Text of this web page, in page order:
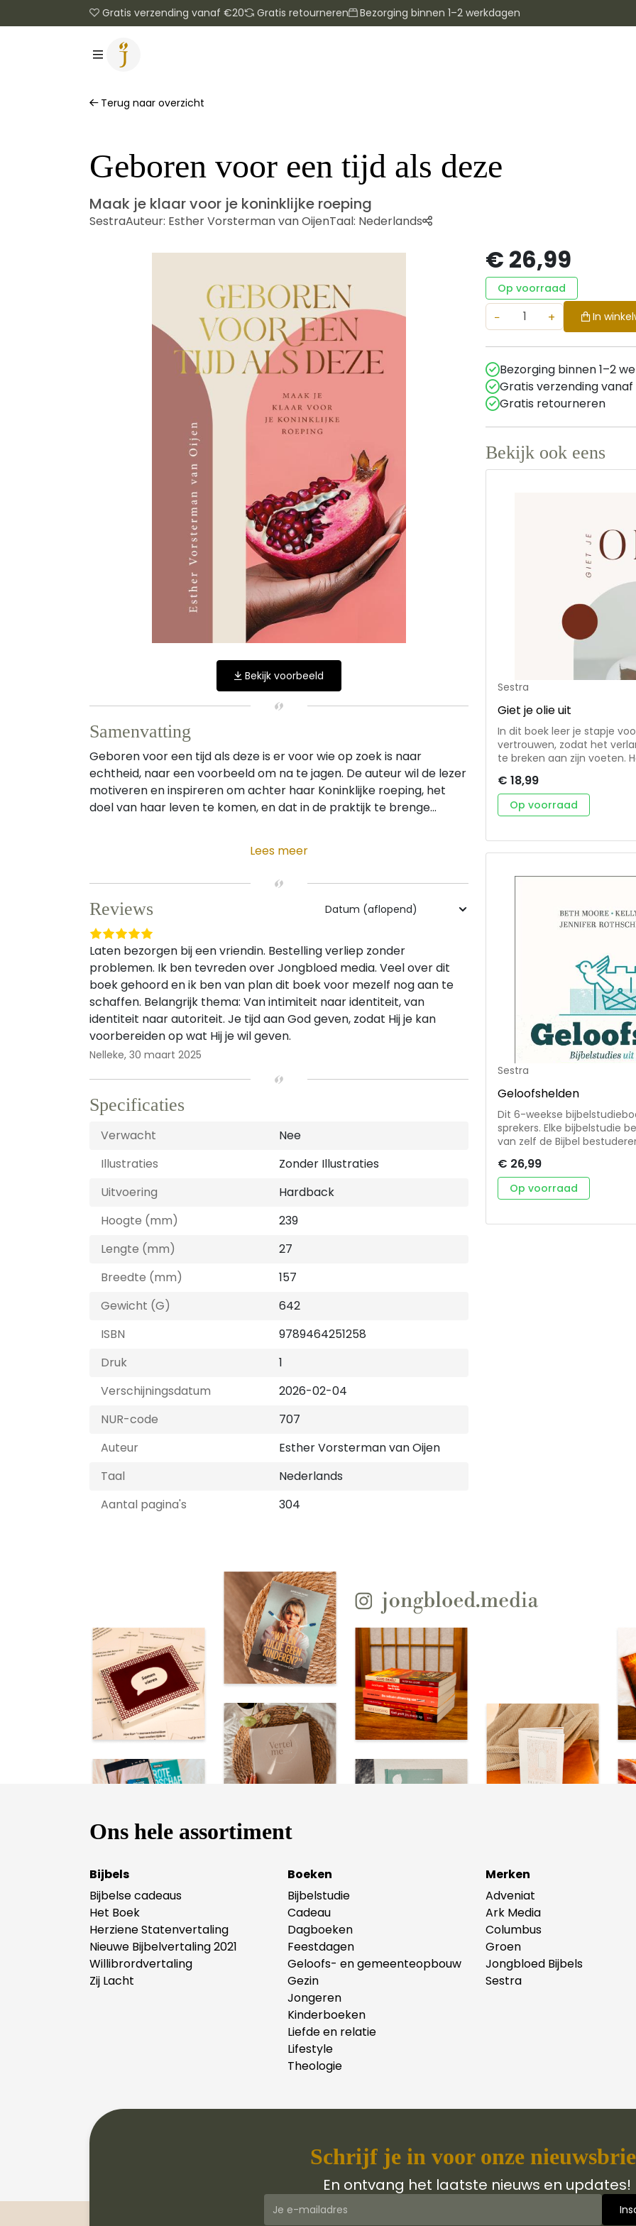
Gratis verzending vanaf €20 Gratis retourneren Bezorging binnen 1–2 werkdagen
Terug naar overzicht
Geboren voor een tijd als deze
Maak je klaar voor je koninklijke roeping
SestraAuteur: Esther Vorsterman van OijenTaal: Nederlands
Bekijk voorbeeld
Samenvatting
Geboren voor een tijd als deze is er voor wie op zoek is naar
echtheid, naar een voorbeeld om na te jagen. De auteur wil de lezer
motiveren en inspireren om achter haar Koninklijke roeping, het
doel van haar leven te komen, en dat in de praktijk te brenge...
Lees meer
Reviews
Laten bezorgen bij een vriendin. Bestelling verliep zonder
problemen. Ik ben tevreden over Jongbloed media. Veel over dit
boek gehoord en ik ben van plan dit boek voor mezelf nog aan te
schaffen. Belangrijk thema: Van intimiteit naar identiteit, van
identiteit naar autoriteit. Je tijd aan God geven, zodat Hij je kan
voorbereiden op wat Hij je wil geven.
Nelleke, 30 maart 2025
Specificaties
Verwacht
Nee
Illustraties
Zonder Illustraties
Uitvoering
Hardback
Hoogte (mm)
239
Lengte (mm)
27
Breedte (mm)
157
Gewicht (G)
642
ISBN
9789464251258
Druk
1
Verschijningsdatum
2026-02-04
NUR-code
707
Auteur
Esther Vorsterman van Oijen
Taal
Nederlands
Aantal pagina's
304
€ 26,99
Op voorraad
− + In
Bezorging binnen 1–2
Gratis verzending
Gratis retourneren
Bekijk ook eens
Sestra
Giet je olie uit
In dit boek leer je stapje
vertrouwen, zodat het
te breken aan zijn voeten.
uit te gieten, zalf je Jezus
houden. Bovendien ontdek
te zijn. Daar is genezing,
eigen leven, neemt
naar het hart van
schilder- en
is van een gebroken oliekruik in Zijn
Suzanne de Lima is in de
wonderbaby’s, door
man Ray is ze sinds 2021
een creatieve
mensen. Ze heeft een
dagen naar een diepere
€ 18,99
Op voorraad
Sestra
Geloofshelden
Dit 6-weekse
sprekers. Elke bijbelstudie
van zelf de Bijbel
koningin Esther, Gideon,
geloofshelden die God
komt. Bestudeer hoe God
boek bevat een inlogcode
€ 26,99
Op voorraad
Ons hele assortiment
Bijbels
Bijbelse cadeaus
Het Boek
Herziene Statenvertaling
Nieuwe Bijbelvertaling 2021
Willibrordvertaling
Zij Lacht
Boeken
Bijbelstudie
Cadeau
Dagboeken
Feestdagen
Geloofs- en gemeenteopbouw
Gezin
Jongeren
Kinderboeken
Liefde en relatie
Lifestyle
Theologie
Merken
Adveniat
Ark Media
Columbus
Groen
Jongbloed Bijbels
Sestra
Schrijf je in voor onze
En ontvang het laatste nieuws en updates!